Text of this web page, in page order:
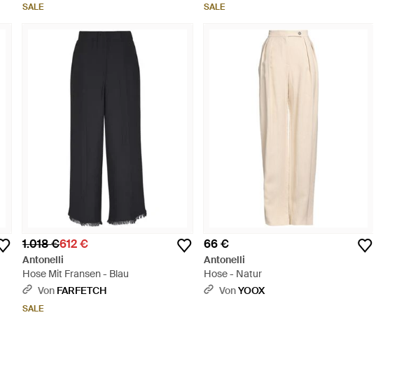
SALE SALE
1.018 €612 €
Antonelli
Hose Mit Fransen - Blau
Von FARFETCH
SALE
66 €
Antonelli
Hose - Natur
VonYOOX